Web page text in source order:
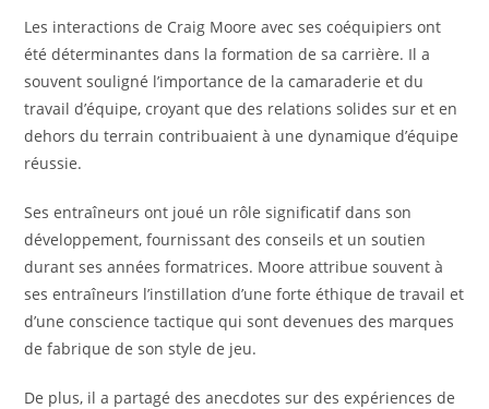
Les interactions de Craig Moore avec ses coéquipiers ont
été déterminantes dans la formation de sa carrière. Il a
souvent souligné l’importance de la camaraderie et du
travail d’équipe, croyant que des relations solides sur et en
dehors du terrain contribuaient à une dynamique d’équipe
réussie.
Ses entraîneurs ont joué un rôle significatif dans son
développement, fournissant des conseils et un soutien
durant ses années formatrices. Moore attribue souvent à
ses entraîneurs l’instillation d’une forte éthique de travail et
d’une conscience tactique qui sont devenues des marques
de fabrique de son style de jeu.
De plus, il a partagé des anecdotes sur des expériences de